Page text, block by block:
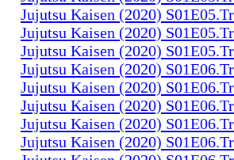
Jujutsu Kaisen (2020)
Jujutsu Kaisen (2020)
Jujutsu Kaisen (2020)
Jujutsu Kaisen (2020)
Jujutsu Kaisen (2020)
Jujutsu Kaisen (2020)
Jujutsu Kaisen (2020)
Jujutsu Kaisen (2020)